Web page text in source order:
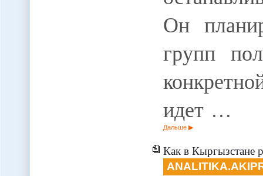
Он
групп
идет …
Дальше
Как в Кыргызстане